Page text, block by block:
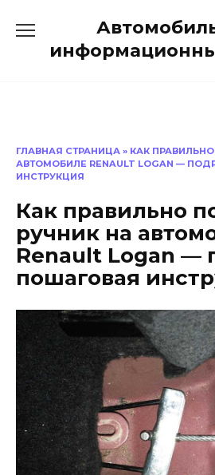
содержанию
ГЛАВНАЯ СТРАНИЦА » КАК
АВТОМОБИЛЕ RENAULT LOGAN —
ИНСТРУКЦИЯ
Как правильно
ручник на
Renault Logan —
пошаговая